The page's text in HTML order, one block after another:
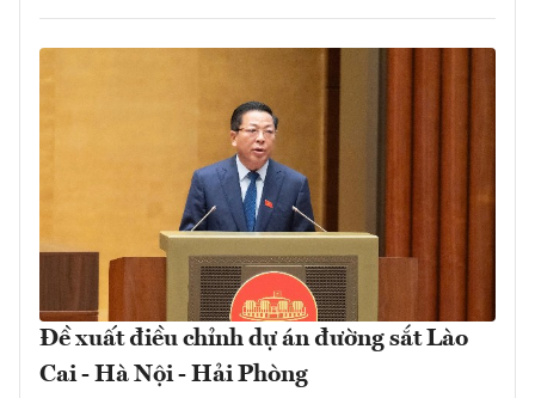
Đề xuất điều chỉnh dự án đường sắt Lào
Cai - Hà Nội - Hải Phòng